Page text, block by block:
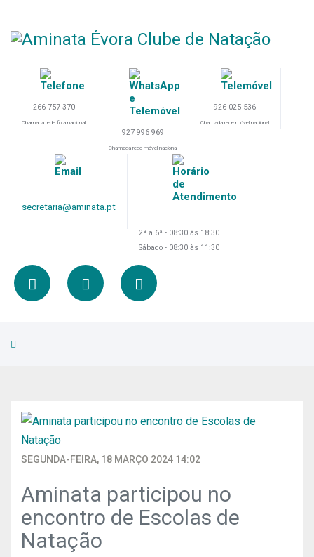
266 757 370
Chamada rede fixa nacional
927 996 969
Chamada rede móvel nacional
926 025 536
Chamada rede móvel nacional
secretaria@aminata.pt
2ª a 6ª - 08:30 às 18:30
Sábado - 08:30 às 11:30
SEGUNDA-FEIRA, 18 MARÇO 2024 14:02
Aminata participou no
encontro de Escolas de
Natação